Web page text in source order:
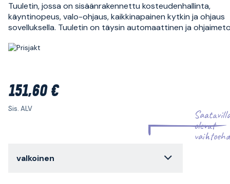
Tuuletin, jossa on sisäänrakennettu kosteudenhallinta,
käyntinopeus, valo-ohjaus, kaikkinapainen kytkin ja ohjaus
sovelluksella. Tuuletin on täysin automaattinen ja
151,60 €
Sis. ALV
olevat
valkoinen